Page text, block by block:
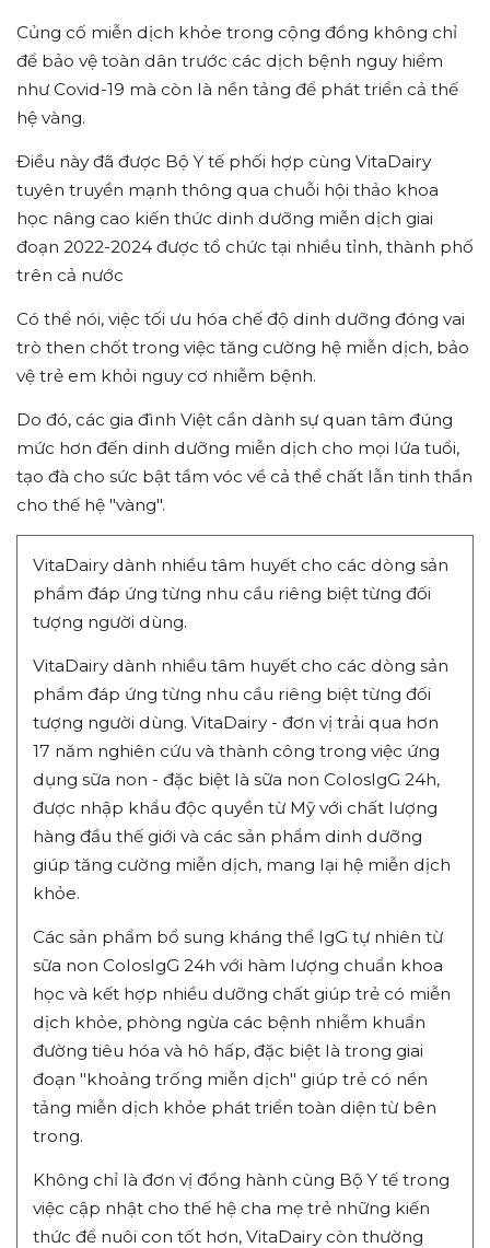
Củng cố miễn dịch khỏe trong cộng đồng không chỉ
để bảo vệ toàn dân trước các dịch bệnh nguy hiểm
như Covid-19 mà còn là nền tảng để phát triển cả thế
hệ vàng.
Điều này đã được Bộ Y tế phối hợp cùng VitaDairy
tuyên truyền mạnh thông qua chuỗi hội thảo khoa
học nâng cao kiến thức dinh dưỡng miễn dịch giai
đoạn 2022-2024 được tổ chức tại nhiều tỉnh, thành phố
trên cả nước
Có thể nói, việc tối ưu hóa chế độ dinh dưỡng đóng vai
trò then chốt trong việc tăng cường hệ miễn dịch, bảo
vệ trẻ em khỏi nguy cơ nhiễm bệnh.
Do đó, các gia đình Việt cần dành sự quan tâm đúng
mức hơn đến dinh dưỡng miễn dịch cho mọi lứa tuổi,
tạo đà cho sức bật tầm vóc về cả thể chất lẫn tinh thần
cho thế hệ "vàng".
VitaDairy dành nhiều tâm huyết cho các dòng sản
phẩm đáp ứng từng nhu cầu riêng biệt từng đối
tượng người dùng.
VitaDairy dành nhiều tâm huyết cho các dòng sản
phẩm đáp ứng từng nhu cầu riêng biệt từng đối
tượng người dùng. VitaDairy - đơn vị trải qua hơn
17 năm nghiên cứu và thành công trong việc ứng
dụng sữa non - đặc biệt là sữa non ColosIgG 24h,
được nhập khẩu độc quyền từ Mỹ với chất lượng
hàng đầu thế giới và các sản phẩm dinh dưỡng
giúp tăng cường miễn dịch, mang lại hệ miễn dịch
khỏe.
Các sản phẩm bổ sung kháng thể IgG tự nhiên từ
sữa non ColosIgG 24h với hàm lượng chuẩn khoa
học và kết hợp nhiều dưỡng chất giúp trẻ có miễn
dịch khỏe, phòng ngừa các bệnh nhiễm khuẩn
đường tiêu hóa và hô hấp, đặc biệt là trong giai
đoạn "khoảng trống miễn dịch" giúp trẻ có nền
tảng miễn dịch khỏe phát triển toàn diện từ bên
trong.
Không chỉ là đơn vị đồng hành cùng Bộ Y tế trong
việc cập nhật cho thế hệ cha mẹ trẻ những kiến
thức để nuôi con tốt hơn, VitaDairy còn thường